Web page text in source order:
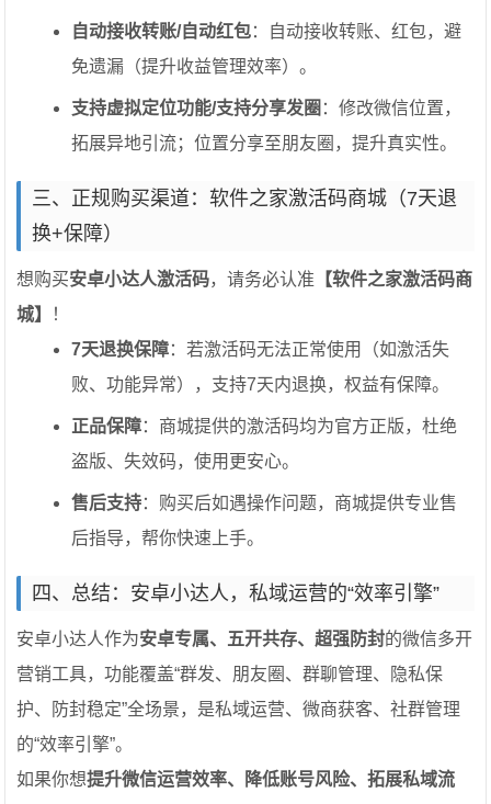
自动接收转账/自动红包：自动接收转账、红包，避
免遗漏（提升收益管理效率）。
支持虚拟定位功能/支持分享发圈 ：修改微信位置，
拓展异地引流；位置分享至朋友圈，提升真实性。
三、正规购买渠道：软件之家激活码商城（7天退
换+保障）
想购买安卓小达人激活码，请务必认准 【软件之家激活码商
城】
！
7天退换保障：若激活码无法正常使用（如激活失
败、功能异常），支持7天内退换，权益有保障。
正品保障：商城提供的激活码均为官方正版，杜绝
盗版、失效码，使用更安心。
售后支持：购买后如遇操作问题，商城提供专业售
后指导，帮你快速上手。
四、总结：安卓小达人，私域运营的“效率引擎”
安卓小达人作为安卓专属、五开共存、超强防封的微信多开
营销工具，功能覆盖“群发、朋友圈、群聊管理、隐私保
护、防封稳定”全场景，是私域运营、微商获客、社群管理
的“效率引擎”。
如果你想提升微信运营效率、降低账号风险、拓展私域流